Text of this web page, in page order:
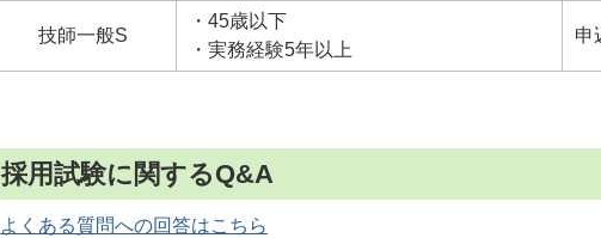
技師一般S
・45歳以下
・実務経験5年以上
申
採用試験に関するQ&A
よくある質問への回答はこちら